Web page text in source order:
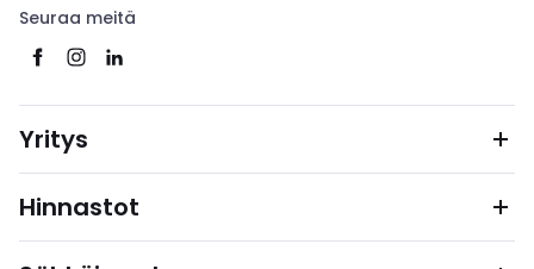
Seuraa meitä
Yritys
Hinnastot